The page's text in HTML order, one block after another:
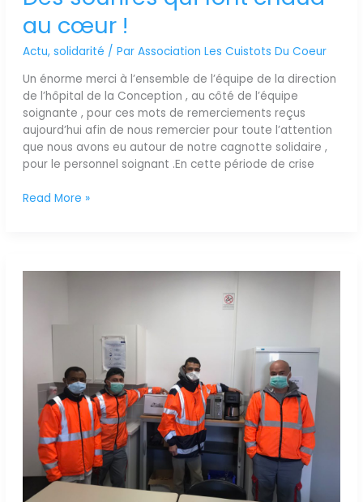
au cœur !
Actu, solidarité / Par Association Les Cuistots Du Coeur
Un énorme merci à l’ensemble de l’équipe de la direction
de l’hôpital de la Conception , au côté de l’équipe
soignante , pour ces mots de remerciements reçus
aujourd’hui afin de nous remercier pour toute l’attention
que nous avons eu autour de notre cagnotte solidaire ,
pour le personnel soignant .En cette période de crise
Read More »
soin